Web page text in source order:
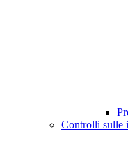
Controlli sulle